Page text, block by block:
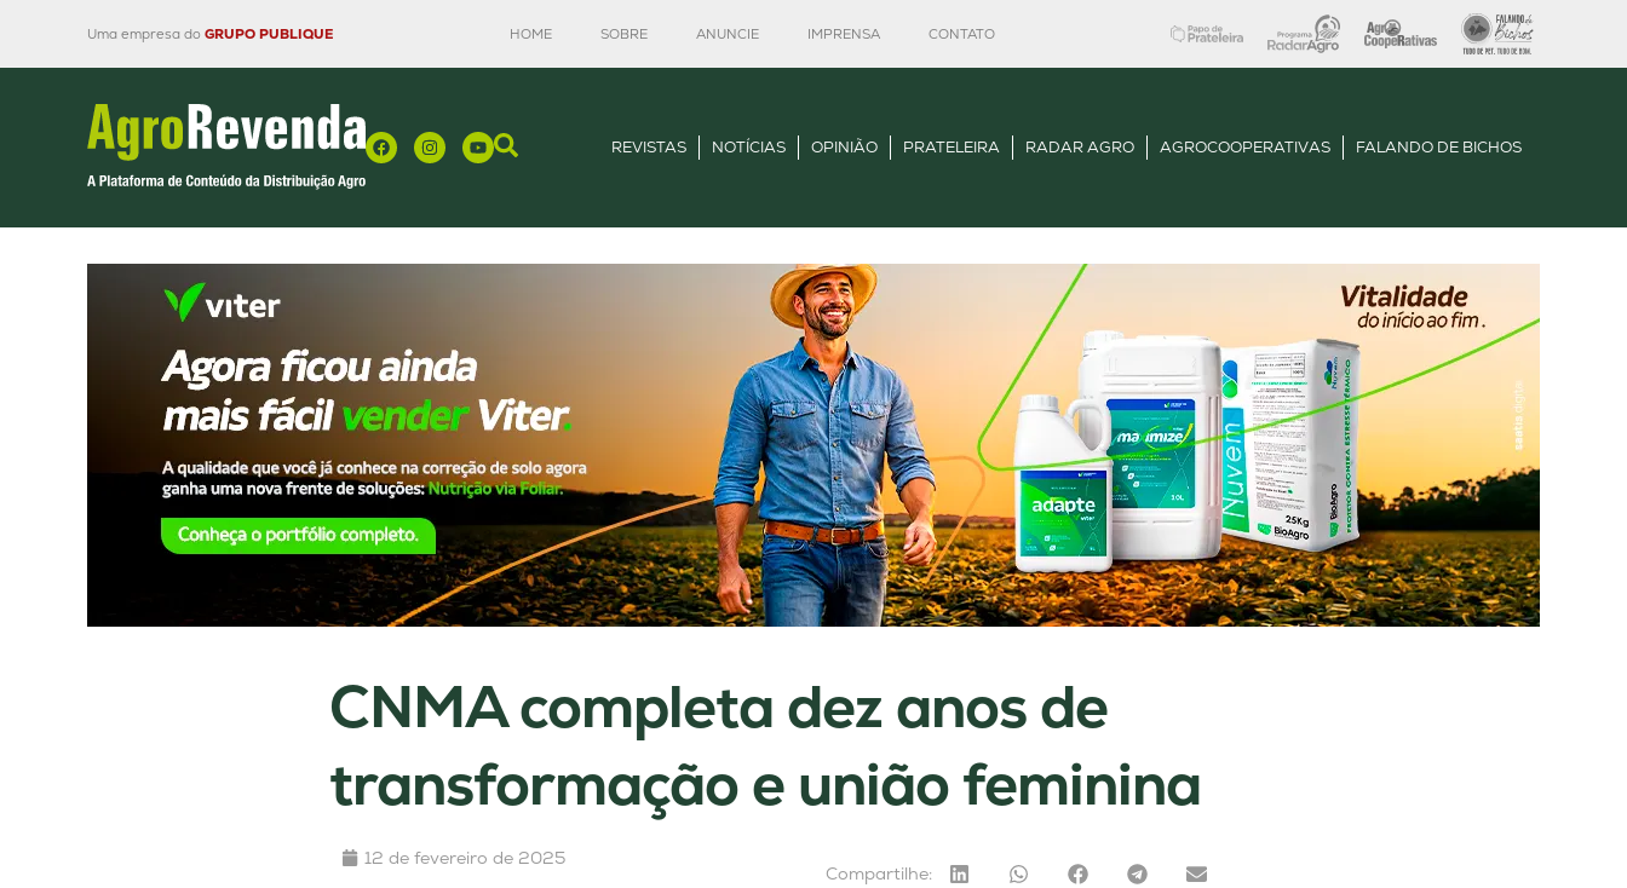
Uma empresa do GRUPO PUBLIQUE HOME SOBRE ANUNCIE IMPRENSA CONTATO
REVISTAS NOTÍCIAS OPINIÃO PRATELEIRA RADAR AGRO AGROCOOPERATIVAS FALANDO DE BICHOS
CNMA completa dez anos de
transformação e união feminina
12 de fevereiro de 2025
Compartilhe: